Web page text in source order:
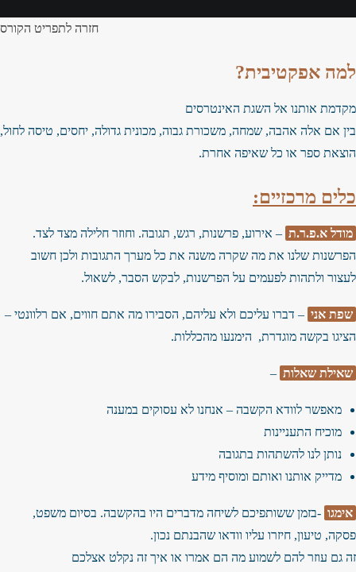
חזרה לתפריט הקורס
למה אפקטיבית?
מקדמת אותנו אל השגת האינטרסים
בין אם אלה אהבה, שמחה, משכורת גבוה, מכונית גדולה, יחסים, טיסה לחול,
הוצאת ספר או כל שאיפה אחרת.
כלים מרכזיים:
מודל א.פ.ר.ת – אירוע, פרשנות, רגש, תגובה. וחוזר חלילה מצד לצד.
הפרשנות שלנו את מה שקרה משנה את כל מערך התגובות ולכן חשוב
לעצור ולתהות לפעמים על הפרשנות, לבקש הסבר, לשאול.
שפת אני – דברו עליכם ולא עליהם, הסבירו מה אתם חווים, אם רלוונטי –
הציגו בקשה מוגדרת, הימנעו מהכללות.
שאילת שאלות –
מאפשר לוודא הקשבה – אנחנו לא עסוקים במענה
מוכיח התעניינות
נותן לנו להשתהות בתגובה
מדייק אותנו ואותם ומוסיף מידע
אימגו -בזמן ששותפיכם לשיחה מדברים היו בהקשבה. בסיום משפט,
פסקה, טיעון, חיזרו עליו וודאו שהבנתם נכון.
זה גם עוזר להם לשמוע מה הם אמרו או איך זה נקלט אצלכם